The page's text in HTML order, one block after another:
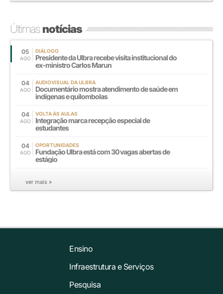
Últimasnotícias
05
AGO
DIÁLOGO
Presidente da Ulbra recebe visita institucional do
ex-ministro Carlos Marun
04
AGO
AUDIOVISUAL DA ULBRA
Documentário mostra atendimento de saúde em
indígenas e quilombolas
04
AGO
VOLTA ÀS AULAS
Integração marca recepção especial de
estudantes
04
AGO
OPORTUNIDADES
Fundação Ulbra está com 30 vagas abertas de
estágio
ver mais »
Ensino
Infraestrutura e Serviços
Pesquisa